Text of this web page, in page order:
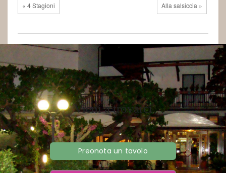
« 4 Stagioni Alla salsiccia »
Vieni a trovarci
Preonota un tavolo